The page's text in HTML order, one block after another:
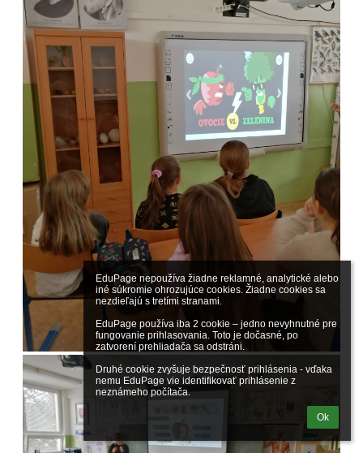
EduPage nepoužíva žiadne reklamné, analytické alebo
iné súkromie ohrozujúce cookies. Žiadne cookies sa
nezdieľajú s tretími stranami.
EduPage používa iba 2 cookie – jedno nevyhnutné pre
fungovanie prihlasovania. Toto je dočasné, po
zatvorení prehliadača sa odstráni.
Druhé cookie zvyšuje bezpečnosť prihlásenia - vďaka
nemu EduPage vie identifikovať prihlásenie z
neznámeho počítača.
Ok